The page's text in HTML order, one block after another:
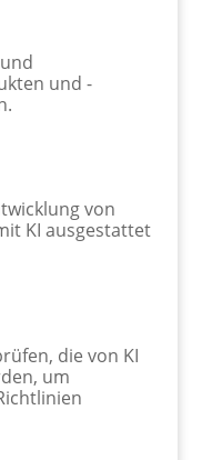
und -
von
KI ausgestattet
die von KI
um